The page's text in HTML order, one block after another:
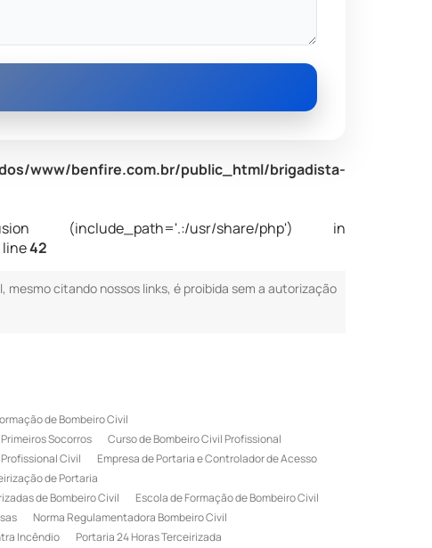
www/benfire.com.br/public_html/brigadista-
usr/share/php') in
line42
citando nossos links, é proibida sem a autorização
de Bombeiro Civil
Socorros
Curso de Bombeiro Civil Profissional
Civil
Empresa de Portaria e Controlador de Acesso
de Portaria
de Bombeiro Civil
Escola de Formação de Bombeiro Civil
Norma Regulamentadora Bombeiro Civil
Incêndio
Portaria 24 Horas Terceirizada